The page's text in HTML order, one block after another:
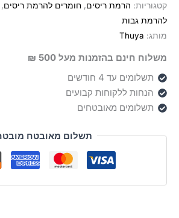
סט
להרמת
ריסים
וגבות
Step
קטגוריות: הרמת ריסים, חומרים להרמת ריסים,
להרמת גבות
מותג: Thuya
משלוח חינם בהזמנות מעל 500 ₪
תשלומים עד 4 חודשים
הנחות ללקוחות קבועים
תשלומים מאובטחים
תשלום מאובטח